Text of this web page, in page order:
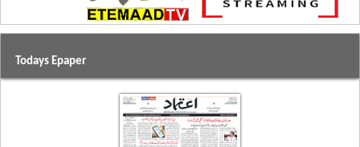
Todays Epaper